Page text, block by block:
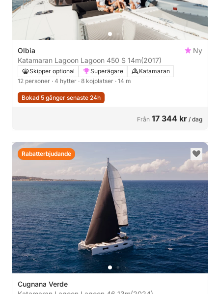
Olbia
Ny
Katamaran Lagoon Lagoon 450 S 14m(2017)
Skipper optional Superägare
Katamaran
12 personer · 4 hytter · 8 kojplatser · 14 m
Bokad 5 gånger senaste 24h
Från 17 344 kr / dag
Cugnana Verde
Rabatterbjudande